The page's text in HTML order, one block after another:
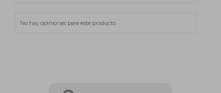
No hay opiniones para este producto.